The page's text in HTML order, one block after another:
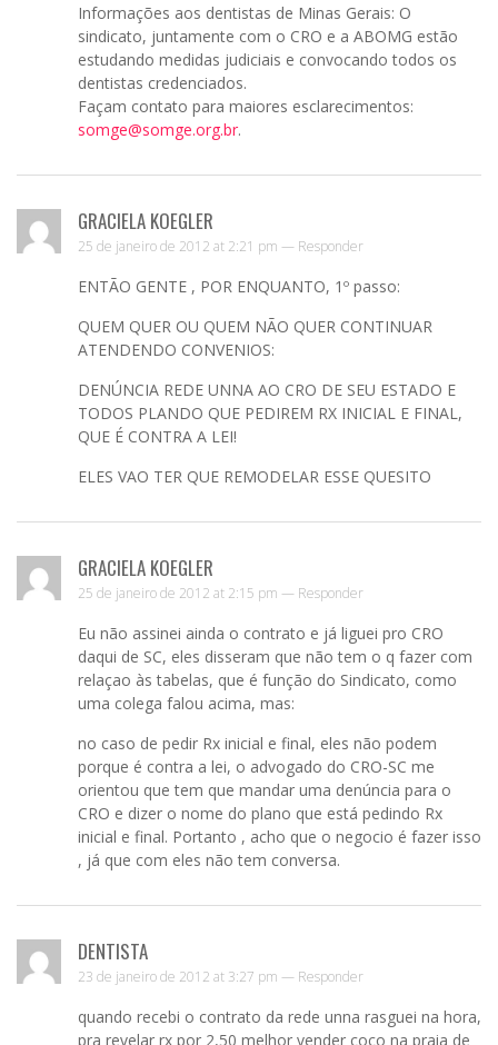
Informações aos dentistas de Minas Gerais: O
sindicato, juntamente com o CRO e a ABOMG estão
estudando medidas judiciais e convocando todos os
dentistas credenciados.
Façam contato para maiores esclarecimentos:
somge@somge.org.br.
GRACIELA KOEGLER
25 de janeiro de 2012 at 2:21 pm — Responder
ENTÃO GENTE , POR ENQUANTO, 1º passo:
QUEM QUER OU QUEM NÃO QUER CONTINUAR
ATENDENDO CONVENIOS:
DENÚNCIA REDE UNNA AO CRO DE SEU ESTADO E
TODOS PLANDO QUE PEDIREM RX INICIAL E FINAL,
QUE É CONTRA A LEI!
ELES VAO TER QUE REMODELAR ESSE QUESITO
GRACIELA KOEGLER
25 de janeiro de 2012 at 2:15 pm — Responder
Eu não assinei ainda o contrato e já liguei pro CRO
daqui de SC, eles disseram que não tem o q fazer com
relaçao às tabelas, que é função do Sindicato, como
uma colega falou acima, mas:
no caso de pedir Rx inicial e final, eles não podem
porque é contra a lei, o advogado do CRO-SC me
orientou que tem que mandar uma denúncia para o
CRO e dizer o nome do plano que está pedindo Rx
inicial e final. Portanto , acho que o negocio é fazer isso
, já que com eles não tem conversa.
DENTISTA
23 de janeiro de 2012 at 3:27 pm — Responder
quando recebi o contrato da rede unna rasguei na hora,
pra revelar rx por 2,50 melhor vender coco na praia de